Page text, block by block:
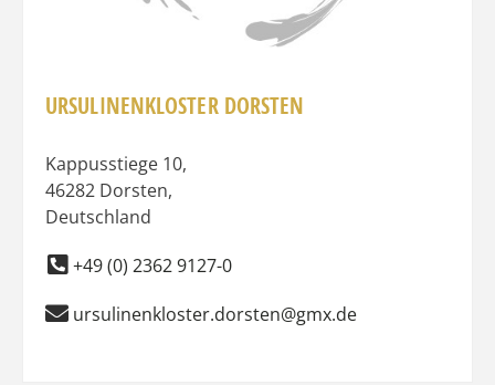
URSULINENKLOSTER DORSTEN
Kappusstiege 10,
46282 Dorsten,
Deutschland
+49 (0) 2362 9127-0
ursulinenkloster.dorsten@gmx.de